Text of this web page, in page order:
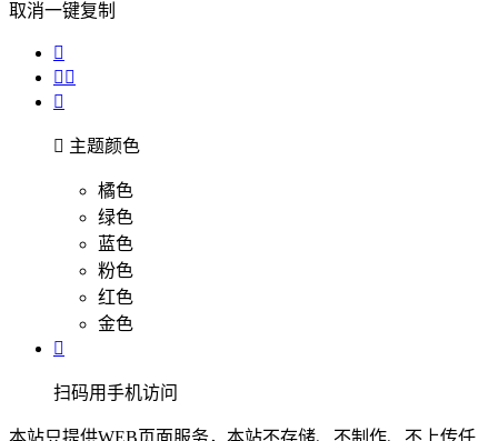
取消一键复制

 

 主题颜色
橘色
绿色
蓝色
粉色
红色
金色

扫码用手机访问